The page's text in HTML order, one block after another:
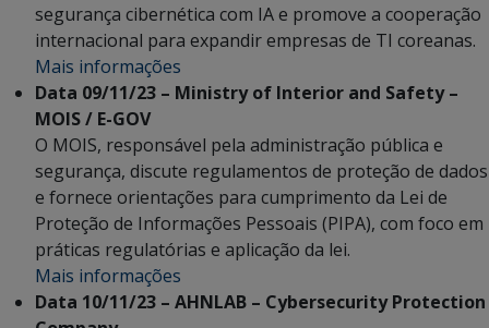
segurança cibernética com IA e promove a cooperação
internacional para expandir empresas de TI coreanas.
Mais informações
Data 09/11/23 – Ministry of Interior and Safety –
MOIS / E-GOV
O MOIS, responsável pela administração pública e
segurança, discute regulamentos de proteção de dados
e fornece orientações para cumprimento da Lei de
Proteção de Informações Pessoais (PIPA), com foco em
práticas regulatórias e aplicação da lei.
Mais informações
Data 10/11/23 – AHNLAB – Cybersecurity Protection